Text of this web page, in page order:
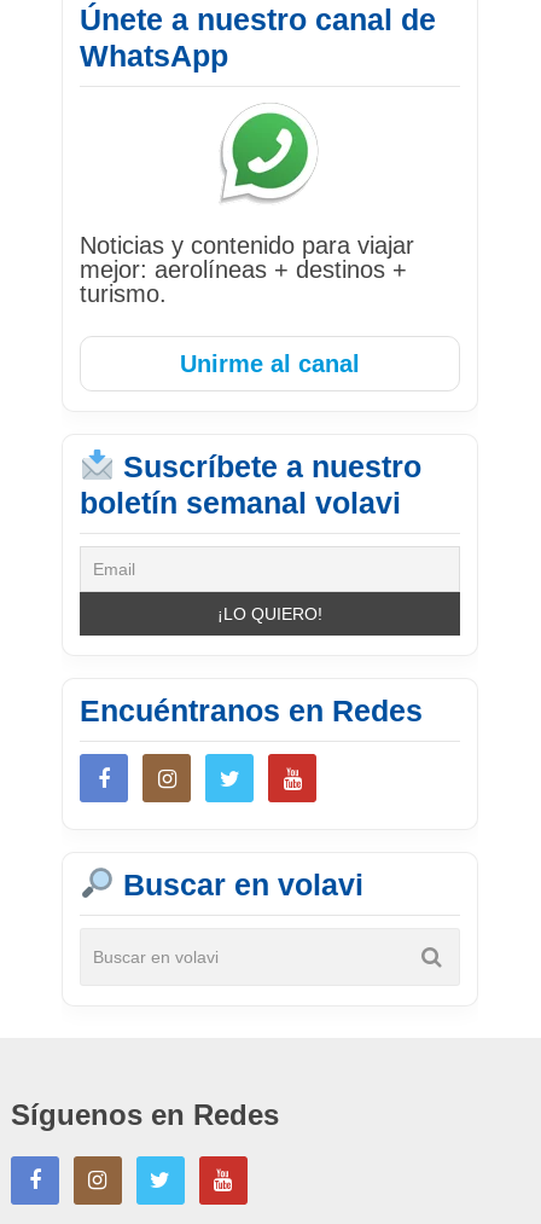
Únete a nuestro canal de
WhatsApp
Noticias y contenido para viajar
mejor: aerolíneas + destinos +
turismo.
Unirme al canal
Suscríbete a nuestro
boletín semanal volavi
Encuéntranos en Redes
Buscar en volavi
Síguenos en Redes